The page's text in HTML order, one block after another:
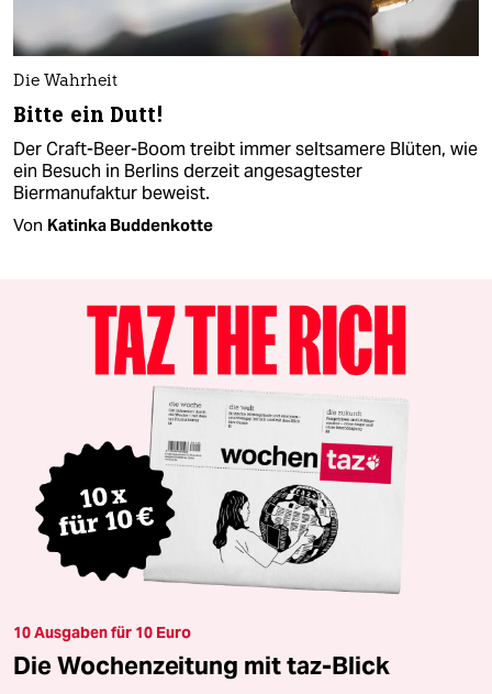
Die Wahrheit
Bitte ein Dutt!
Der Craft-Beer-Boom treibt immer seltsamere Blüten, wie
ein Besuch in Berlins derzeit angesagtester
Biermanufaktur beweist.
Von Katinka Buddenkotte
10 Ausgaben für 10 Euro
Die Wochenzeitung mit taz-Blick